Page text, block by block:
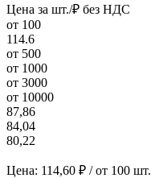
Цена за шт./₽ без НДС
от 100
114.6
от 500
от 1000
от 3000
от 10000
87,86
84,04
80,22
Цена: 114,60 ₽ / от 100 шт.